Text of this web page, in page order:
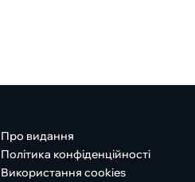
Про видання
Політика конфіденційності
Використання cookies